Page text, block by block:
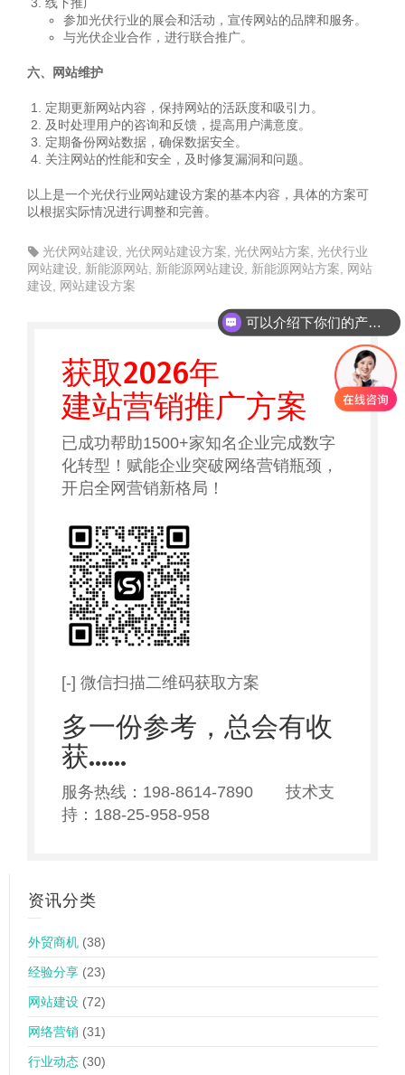
参加光伏行业的展会和活动，宣传网站的品牌和服务。
与光伏企业合作，进行联合推广。
六、网站维护
定期更新网站内容，保持网站的活跃度和吸引力。
及时处理用户的咨询和反馈，提高用户满意度。
定期备份网站数据，确保数据安全。
关注网站的性能和安全，及时修复漏洞和问题。
以上是一个光伏行业网站建设方案的基本内容，具体的方案可
以根据实际情况进行调整和完善。
光伏网站建设 光伏网站建设方案 光伏网站方案 光伏行业
网站建设
新能源网站 新能源网站建设 新能源网站方案
网站
建设
网站建设方案
获取2026年
建站营销推广方案
已成功帮助1500+家知名企业完成数字
化转型！赋能企业突破网络营销瓶颈，
开启全网营销新格局！
[-] 微信扫描二维码获取方案
多一份参考，总会有收
获……
服务热线：198-8614-7890 技术支
持：188-25-958-958
资讯分类
外贸商机 (38)
经验分享 (23)
网站建设 (72)
网络营销 (31)
行业动态 (30)
你们是怎么收费的呢